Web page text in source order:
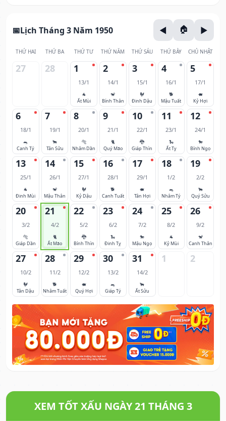
Lịch Tháng 3 Năm 1950
THỨ HAI THỨ BA THỨ TƯ THỨ NĂM THỨ SÁU THỨ BẢY CHỦ NHẬT
27 28 1
13/1
🐐
Ất Mùi
2
14/1
🐒
Bính Thân
3
15/1
🐓
Đinh Dậu
4
16/1
🐕
Mậu Tuất
5
17/1
🐖
Kỷ Hợi
6
18/1
🐀
Canh Tý
7
19/1
🐂
Tân Sửu
8
20/1
🐅
Nhâm Dần
9
21/1
🐈
Quý Mão
10
22/1
🐉
Giáp Thìn
11
23/1
🐍
Ất Tỵ
12
24/1
🐎
Bính Ngọ
13
25/1
🐐
Đinh Mùi
14
26/1
🐒
Mậu Thân
15
27/1
🐓
Kỷ Dậu
16
28/1
🐕
Canh Tuất
17
29/1
🐖
Tân Hợi
18
1/2
🐀
Nhâm Tý
19
2/2
🐂
Quý Sửu
20
3/2
🐅
Giáp Dần
21
4/2
🐈
Ất Mão
22
5/2
🐉
Bính Thìn
23
6/2
🐍
Đinh Tỵ
24
7/2
🐎
Mậu Ngọ
25
8/2
🐐
Kỷ Mùi
26
9/2
🐒
Canh Thân
27
10/2
🐓
Tân Dậu
28
11/2
🐕
Nhâm Tuất
29
12/2
🐖
Quý Hợi
30
13/2
🐀
Giáp Tý
31
14/2
🐂
Ất Sửu
1 2
XEM TỐT XẤU NGÀY 21 THÁNG 3